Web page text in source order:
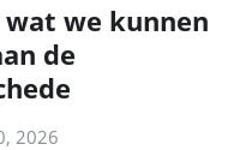
we kunnen
de
2026